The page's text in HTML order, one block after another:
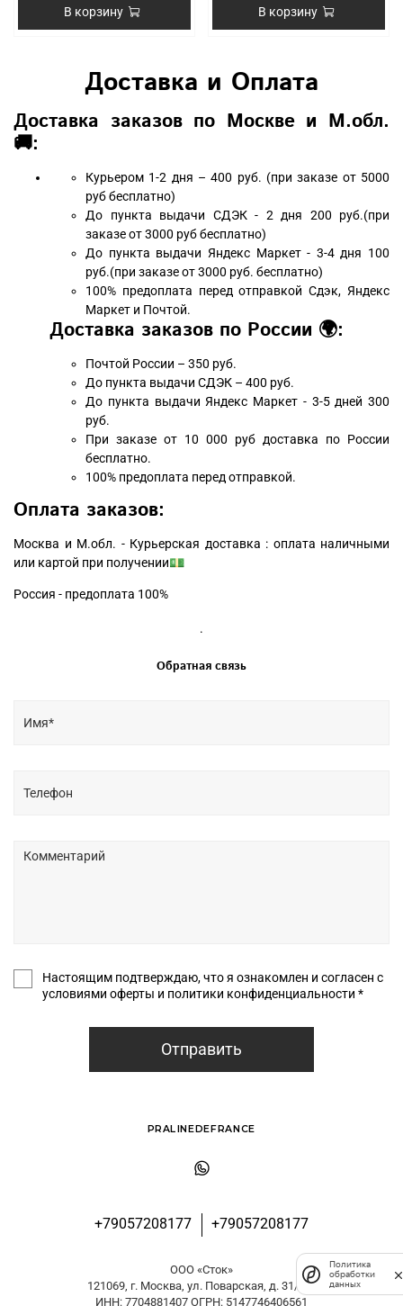
В корзину В корзину
Доставка и Оплата
Доставка заказов по Москве и М.обл.
🚚:
Курьером 1-2 дня – 400 руб. (при заказе от 5000
руб бесплатно)
До пункта выдачи СДЭК - 2 дня 200 руб.(при
заказе от 3000 руб бесплатно)
До пункта выдачи Яндекс Маркет - 3-4 дня 100
руб.(при заказе от 3000 руб. бесплатно)
100% предоплата перед отправкой Сдэк, Яндекс
Маркет и Почтой.
Доставка заказов по России 🌍:
Почтой России – 350 руб.
До пункта выдачи СДЭК – 400 руб.
До пункта выдачи Яндекс Маркет - 3-5 дней 300
руб.
При заказе от 10 000 руб доставка по России
бесплатно.
100% предоплата перед отправкой.
Оплата заказов:
Москва и М.обл. - Курьерская доставка : оплата наличными
или картой при получении💵
Россия - предоплата 100%
.
Обратная связь
Настоящим подтверждаю, что я ознакомлен и согласен с
условиями оферты и политики конфиденциальности *
Отправить
+79057208177 +79057208177
PRALINEDEFRANCE
ООО «Сток»
121069, г. Москва, ул. Поварская, д. 31/29
ИНН: 7704881407 ОГРН: 5147746406561
Политика
обработки
данных